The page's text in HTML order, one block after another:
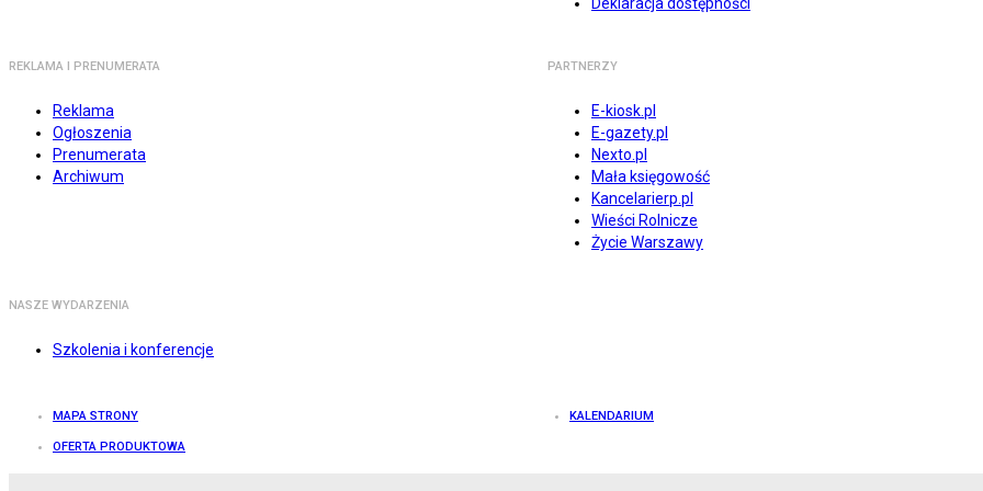
REKLAMA I PRENUMERATA
Reklama
Ogłoszenia
Prenumerata
Archiwum
PARTNERZY
E-kiosk.pl
E-gazety.pl
Nexto.pl
Mała księgowość
Kancelarierp.pl
Wieści Rolnicze
Życie Warszawy
NASZE WYDARZENIA
Szkolenia i konferencje
MAPA STRONY KALENDARIUM
OFERTA PRODUKTOWA